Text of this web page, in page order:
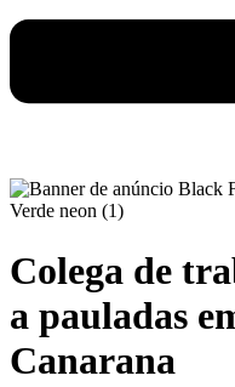
Colega de
a pauladas
Canarana